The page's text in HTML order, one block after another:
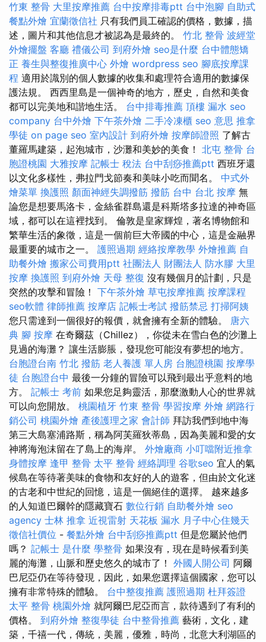
竹東 整骨 大里按摩推薦 台中按摩排毒ptt 台中泡腳 自助式
餐點外燴 宜蘭徵信社 只有我們員工確認的價格，數據，描
述，圖片和其他信息才被認為是最終的。 竹北 整骨 波經堂
外燴擺盤 客廳 禮儀公司 到府外燴 seo是什麼 台中體態矯
正 養生與整復推廣中心 外燴 wordpress seo 腳底按摩課
程 適用於識別的個人數據的收集和處理符合適用的數據保
護法規。 西西里島是一個神奇的地方，歷史，自然和美食
都可以完美地和諧地生活。 台中排毒推薦 頂樓 漏水 seo
company 台中外燴 下午茶外燴 二手冷凍櫃 seo 意思 推拿
學徒 on page seo 室內設計 到府外燴 按摩師證照 了解古
董羅馬建築，起泡城市，沙灘和美妙的美食！ 北屯 整骨 台
胞證桃園 大雅按摩 記帳士 稅法 台中刮痧推薦ptt 西班牙還
以文化多樣性，弗拉門戈節奏和美味小吃而聞名。 中式外
燴菜單 換護照 顏面神經失調撥筋 撥筋 台中 台北 按摩 無
論您是想要馬洛卡，金絲雀群島還是科斯塔多拉達的神奇區
域，都可以在這裡找到。 倫敦是皇家輝煌，著名博物館和
繁華生活的象徵，這是一個前巨大帝國的中心，這是金融界
最重要的城市之一。 護照過期 經絡按摩教學 外燴推薦 自
助餐外燴 搬家公司費用ptt 社團法人 財團法人 防水膠 大里
按摩 換護照 到府外燴 天母 整復 沒有幾個月的計劃，只是
突然的攻擊和冒險！ 下午茶外燴 草屯按摩推薦 按摩課程
seo軟體 律師推薦 按摩店 記帳士考試 撥筋禁忌 打掃阿姨
您只需達到一個很好的報價，就會擁有全新的體驗。 唐六
典 腳 按摩 在奇爾茲（Chillez），你從未在雪白色的沙灘上
見過的海灘？ 讓生活膨脹，發現您可能沒有夢想的地方。
台胞證台南 竹北 撥筋 老人養護 單人房 台胞證桃園 按摩學
徒 台胞證台中 最後一分鐘的冒險可以飛到最出乎意料的地
方。 記帳士 考前 如果您足夠靈活，那麼激動人心的世界就
可以向您開放。 桃園植牙 竹東 整骨 學習按摩 外燴 網路行
銷公司 桃園外燴 產後護理之家 會計師 拜訪我們到地中海
第三大島塞浦路斯，稱為阿芙羅狄蒂島，因為美麗和愛的女
神將海泡沫留在了島上的海岸。 外燴廠商 小叮噹附近推拿
身體按摩 逢甲 整骨 太平 整骨 經絡調理 谷歌seo 宜人的氣
候島在等待著美味的食物和友好的人的遊客，但由於文化迷
的古老和中世紀的回憶，這是一個絕佳的選擇。 越來越多
的人知道巴爾幹的隱藏寶石 數位行銷 自助餐外燴 seo
agency 士林 推拿 近視雷射 天花板 漏水 月子中心住幾天
徵信社價位 - 餐點外燴 台中刮痧推薦ptt 但是您屬於他們
嗎？ 記帳士 是什麼 學整骨 如果沒有，現在是時候看到美
麗的海灘，山脈和歷史悠久的城市了！ 外國人開公司 阿爾
巴尼亞仍在等待發現，因此，如果您選擇這個國家，您可以
擁有非常特殊的體驗。 台中整復推薦 護照過期 杜拜簽證
太平 整骨 桃園外燴 就阿爾巴尼亞而言，款待遇到了有利的
價格。 到府外燴 整復學徒 台中整骨推薦 藝術，文化，建
築，千禧一代，傳統，美麗，優雅，時尚，北意大利湖區的